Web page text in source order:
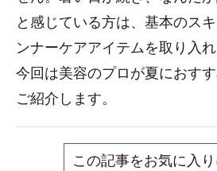
と感じている方は、基本のス
ンナーケアアイテムを取り入
今回は美容のプロが夏におす
ご紹介します。
この記事をお気に入